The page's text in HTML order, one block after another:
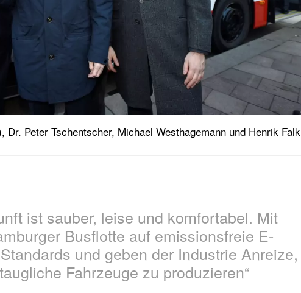
Peter Tschentscher, Michael Westhagemann und Henrik Falk
ist sauber, leise und komfortabel. Mit
Busflotte auf emissionsfreie E-
und geben der Industrie Anreize,
Fahrzeuge zu produzieren“